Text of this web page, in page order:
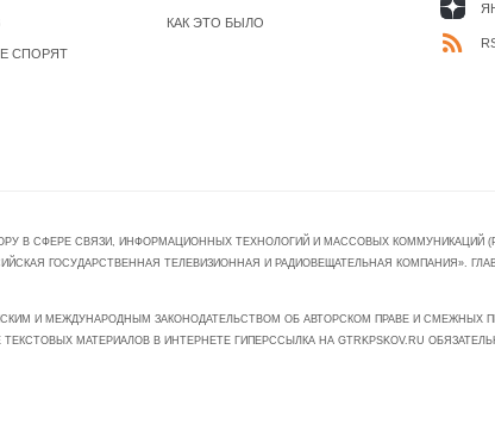
СПОРЯТ
КАК ЭТО БЫЛО
В СФЕРЕ СВЯЗИ, ИНФОРМАЦИОННЫХ ТЕХНОЛОГИЙ И МАССОВЫХ КОММУНИКАЦИЙ
ГОСУДАРСТВЕННАЯ ТЕЛЕВИЗИОННАЯ И РАДИОВЕЩАТЕЛЬНАЯ КОМПАНИЯ».
И МЕЖДУНАРОДНЫМ ЗАКОНОДАТЕЛЬСТВОМ ОБ АВТОРСКОМ ПРАВЕ И СМЕЖНЫХ
МАТЕРИАЛОВ В ИНТЕРНЕТЕ ГИПЕРССЫЛКА НА GTRKPSKOV.RU